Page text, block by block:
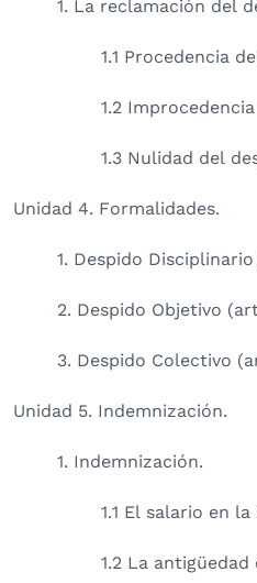
1. La reclamación del
1.1 Procedencia
1.2
1.3 Nulidad del
Unidad 4. Formalidades.
1. Despido Disciplinario
2. Despido Objetivo
3. Despido Colectivo
Unidad 5. Indemnización.
1. Indemnización.
1.1 El salario en
1.2 La